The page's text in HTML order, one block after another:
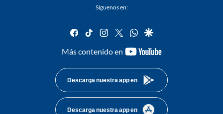
Síguenos en:
facebook
tiktok instagram
twitterwhatsapp
google
Más contenido en
youtube-
Descarga nuestra app en
Descarga nuestra app en